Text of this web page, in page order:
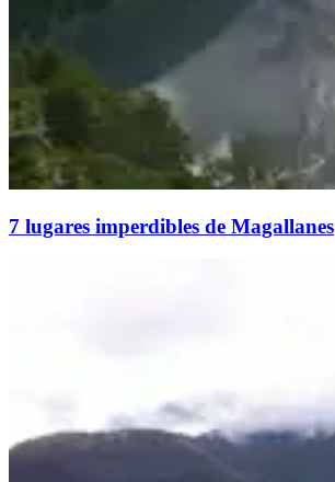
7 lugares imperdibles de Magallanes